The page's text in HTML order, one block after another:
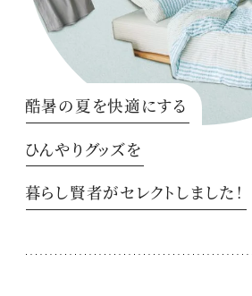
酷暑の夏を快適にする
ひんやりグッズを
暮らし賢者がセレクトしました！